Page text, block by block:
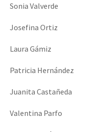
Sonia Valverde
Josefina Ortiz
Laura Gámiz
Patricia Hernández
Juanita Castañeda
Valentina Parfo